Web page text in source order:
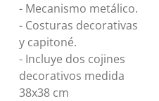
- Mecanismo metálico.
- Costuras decorativas
y capitoné.
- Incluye dos cojines
decorativos medida
38x38 cm